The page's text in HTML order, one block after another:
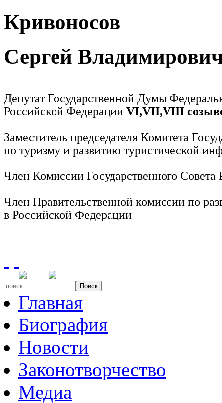
Кривоносов
Сергей
Депутат Государственной Думы
Российской Федерации VI,VII,VIII
Заместитель председателя Комитета
по туризму и развитию туристической
Член Комиссии Государственного
Член Правительственной комиссии по
в Российской Федерации
Поиск
Главная
Биография
Новости
Законотворчество
Медиа